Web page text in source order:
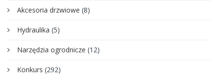
Akcesoria drzwiowe (8)
Hydraulika (5)
Narzędzia ogrodnicze (12)
Konkurs (292)